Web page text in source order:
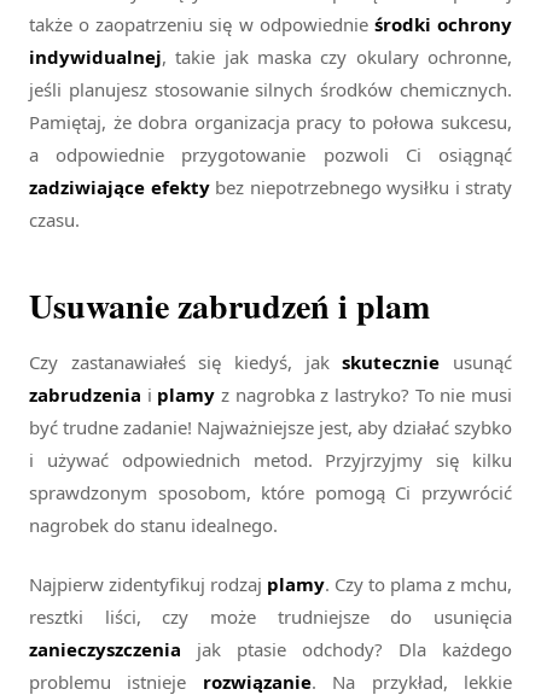
także o zaopatrzeniu się w odpowiednie środki ochrony
indywidualnej, takie jak maska czy okulary ochronne,
jeśli planujesz stosowanie silnych środków chemicznych.
Pamiętaj, że dobra organizacja pracy to połowa sukcesu,
a odpowiednie przygotowanie pozwoli Ci osiągnąć
zadziwiające efektybez niepotrzebnego wysiłku i straty
czasu.
Usuwanie zabrudzeń i plam
Czy zastanawiałeś się kiedyś, jakskutecznie usunąć
zabrudzenia i plamy z nagrobka z lastryko? To nie musi
być trudne zadanie! Najważniejsze jest, aby działać szybko
i używać odpowiednich metod. Przyjrzyjmy się kilku
sprawdzonym sposobom, które pomogą Ci przywrócić
nagrobek do stanu idealnego.
Najpierw zidentyfikuj rodzaj plamy. Czy to plama z mchu,
resztki liści, czy może trudniejsze do usunięcia
zanieczyszczenia jak ptasie odchody? Dla każdego
problemu istnieje rozwiązanie. Na przykład, lekkie